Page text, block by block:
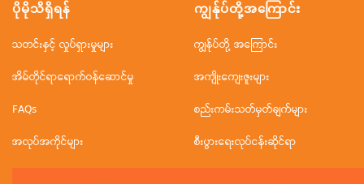
ပိုမိုသိရှိရန်
သတင်းနှင့် လှုပ်ရှားမှုများ
အိမ်တိုင်ရာရောက်ဝန်ဆောင်မှု
FAQs
အလုပ်အကိုင်များ
ကျွန်ုပ်တို့အ‌ကြောင်း
ကျွန်ုပ်တို့ အကြောင်း
အကျိုးကျေးဇူးများ
စည်းကမ်းသတ်မှတ်ချက်များ
စီးပွားရေးလုပ်ငန်းဆိုင်ရာ